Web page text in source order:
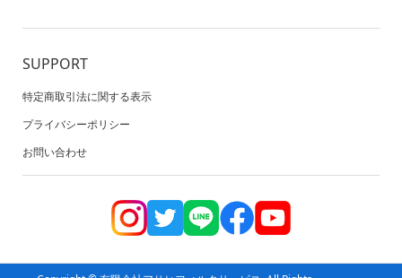
SUPPORT
特定商取引法に関する表示
プライバシーポリシー
お問い合わせ